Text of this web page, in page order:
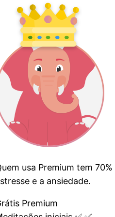
usa Premium tem 70%
e a ansiedade.
Premium